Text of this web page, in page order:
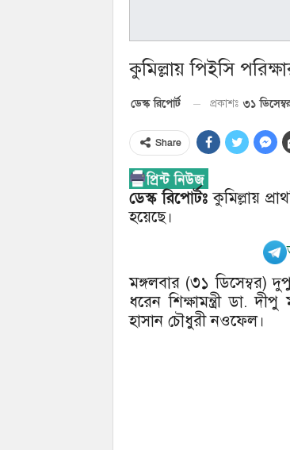
কুমিল্লায় পিইসি
ডেস্ক রিপোর্ট প্রকাশঃ ৩১
Share
ডেস্ক রিপোর্টঃ কুমিল্লায়
হয়েছে।
মঙ্গলবার (৩১ ডিসেম্বর)
ধরেন শিক্ষামন্ত্রী ডা.
হাসান চৌধুরী নওফেল।